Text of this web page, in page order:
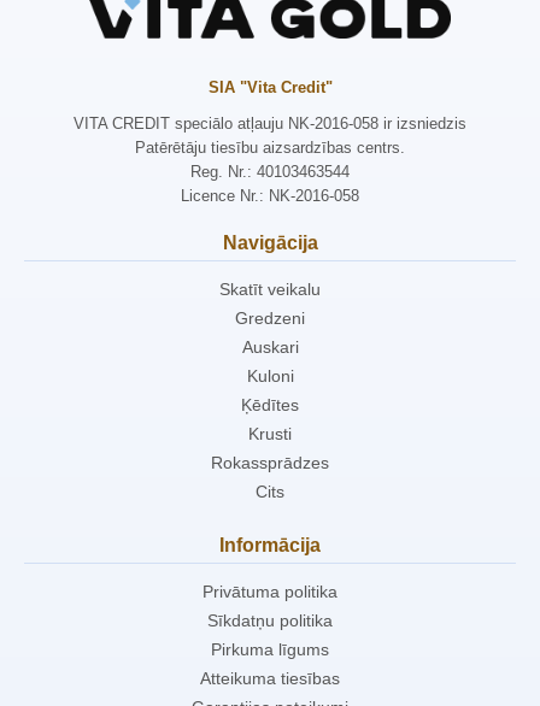
SIA "Vita Credit"
VITA CREDIT speciālo atļauju NK-2016-058 ir izsniedzis
Patērētāju tiesību aizsardzības centrs.
Reg. Nr.: 40103463544
Licence Nr.: NK-2016-058
Navigācija
Skatīt veikalu
Gredzeni
Auskari
Kuloni
Ķēdītes
Krusti
Rokassprādzes
Cits
Informācija
Privātuma politika
Sīkdatņu politika
Pirkuma līgums
Atteikuma tiesības